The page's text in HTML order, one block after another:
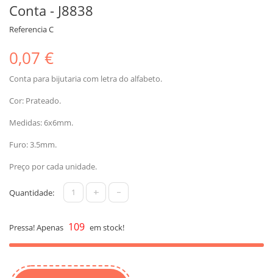
Conta - J8838
ReferenciaC
0,07 €
Conta para bijutaria com letra do alfabeto.
Cor: Prateado.
Medidas: 6x6mm.
Furo: 3.5mm.
Preço por cada unidade.
Quantidade: + -
Pressa! Apenas 109 em stock!